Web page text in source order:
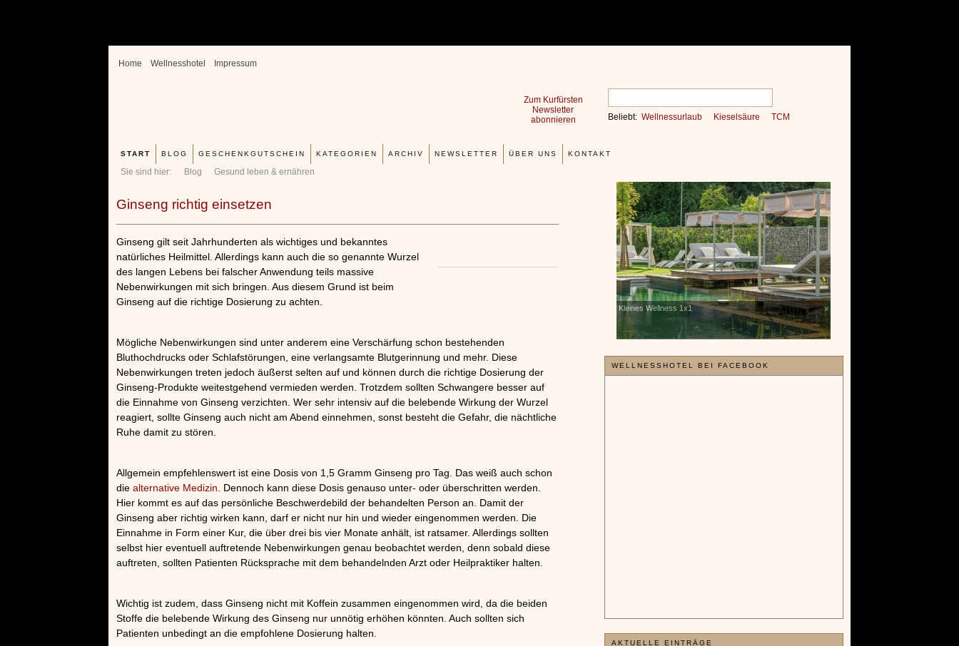
Sie sind hier: Blog Gesund leben & ernähren
Ginseng richtig einsetzen
Ginseng gilt seit Jahrhunderten als wichtiges und bekanntes
natürliches Heilmittel. Allerdings kann auch die so genannte Wurzel
des langen Lebens bei falscher Anwendung teils massive
Nebenwirkungen mit sich bringen. Aus diesem Grund ist beim
Ginseng auf die richtige Dosierung zu achten.
Mögliche Nebenwirkungen sind unter anderem eine Verschärfung schon bestehenden
Bluthochdrucks oder Schlafstörungen, eine verlangsamte Blutgerinnung und mehr. Diese
Nebenwirkungen treten jedoch äußerst selten auf und können durch die richtige Dosierung der
Ginseng-Produkte weitestgehend vermieden werden. Trotzdem sollten Schwangere besser auf
die Einnahme von Ginseng verzichten. Wer sehr intensiv auf die belebende Wirkung der Wurzel
reagiert, sollte Ginseng auch nicht am Abend einnehmen, sonst besteht die Gefahr, die nächtliche
Ruhe damit zu stören.
Allgemein empfehlenswert ist eine Dosis von 1,5 Gramm Ginseng pro Tag. Das weiß auch schon
die alternative Medizin . Dennoch kann diese Dosis genauso unter- oder überschritten werden.
Hier kommt es auf das persönliche Beschwerdebild der behandelten Person an. Damit der
Ginseng aber richtig wirken kann, darf er nicht nur hin und wieder eingenommen werden. Die
Einnahme in Form einer Kur, die über drei bis vier Monate anhält, ist ratsamer. Allerdings sollten
selbst hier eventuell auftretende Nebenwirkungen genau beobachtet werden, denn sobald diese
auftreten, sollten Patienten Rücksprache mit dem behandelnden Arzt oder Heilpraktiker halten.
Wichtig ist zudem, dass Ginseng nicht mit Koffein zusammen eingenommen wird, da die beiden
Stoffe die belebende Wirkung des Ginseng nur unnötig erhöhen könnten. Auch sollten sich
Patienten unbedingt an die empfohlene Dosierung halten.
x
Kleines Wellness 1x1
WELLNESSHOTEL BEI FACEBOOK
können
Home Wellnesshotel Impressum
Beliebt: Wellnessurlaub Kieselsäure TCM
Zum Kurfürsten
Newsletter
abonnieren
START BLOG GESCHENKGUTSCHEIN KATEGORIEN ARCHIV NEWSLETTER ÜBER UNS KONTAKT